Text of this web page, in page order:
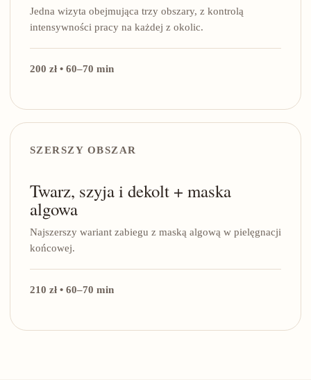
Jedna wizyta obejmująca trzy obszary, z kontrolą
intensywności pracy na każdej z okolic.
200 zł • 60–70 min
SZERSZY OBSZAR
Twarz, szyja i dekolt + maska
algowa
Najszerszy wariant zabiegu z maską algową w pielęgnacji
końcowej.
210 zł • 60–70 min